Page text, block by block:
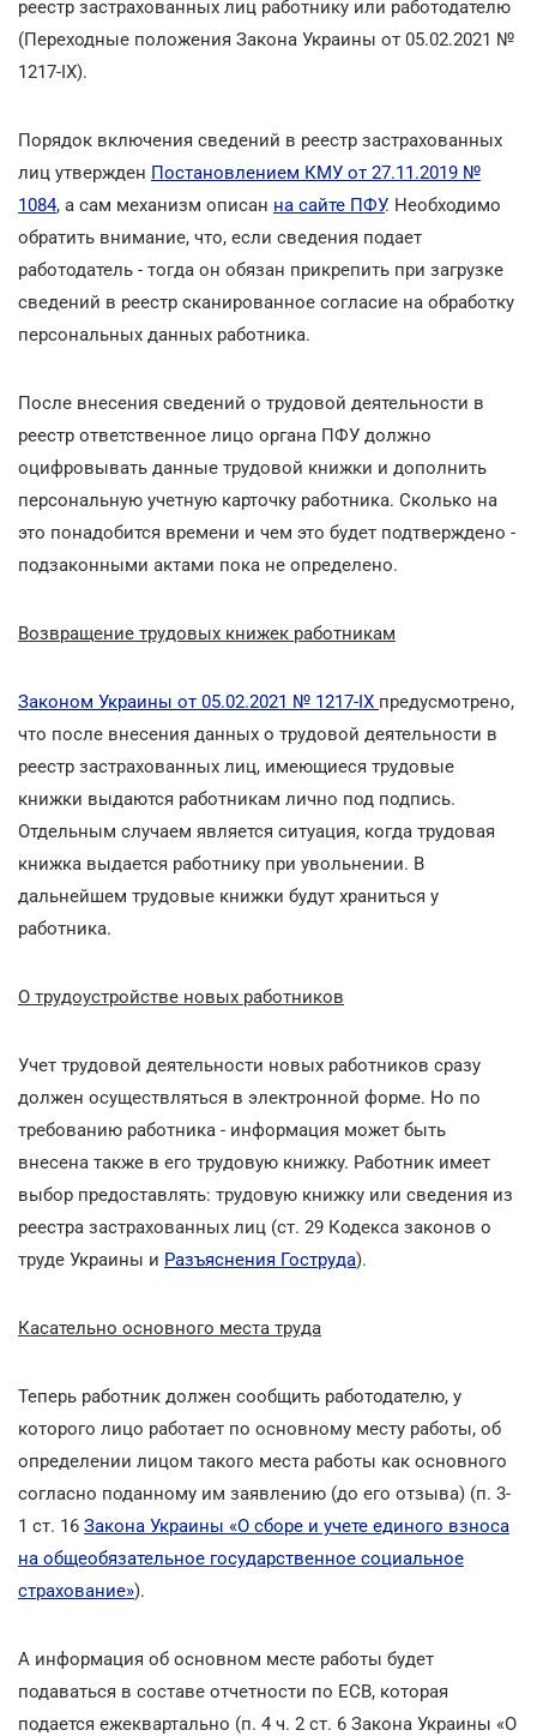
реестр застрахованных лиц работнику или работодателю
(Переходные положения Закона Украины от 05.02.2021 №
1217-IX).
Порядок включения сведений в реестр застрахованных
лиц утвержден Постановлением КМУ от 27.11.2019 №
1084, а сам механизм описан на сайте ПФУ. Необходимо
обратить внимание, что, если сведения подает
работодатель - тогда он обязан прикрепить при загрузке
сведений в реестр сканированное согласие на обработку
персональных данных работника.
После внесения сведений о трудовой деятельности в
реестр ответственное лицо органа ПФУ должно
оцифровывать данные трудовой книжки и дополнить
персональную учетную карточку работника. Сколько на
это понадобится времени и чем это будет подтверждено -
подзаконными актами пока не определено.
Возвращение трудовых книжек работникам
Законом Украины от 05.02.2021 № 1217-IX предусмотрено,
что после внесения данных о трудовой деятельности в
реестр застрахованных лиц, имеющиеся трудовые
книжки выдаются работникам лично под подпись.
Отдельным случаем является ситуация, когда трудовая
книжка выдается работнику при увольнении. В
дальнейшем трудовые книжки будут храниться у
работника.
О трудоустройстве новых работников
Учет трудовой деятельности новых работников сразу
должен осуществляться в электронной форме. Но по
требованию работника - информация может быть
внесена также в его трудовую книжку. Работник имеет
выбор предоставлять: трудовую книжку или сведения из
реестра застрахованных лиц (ст. 29 Кодекса законов о
труде Украины и Разъяснения Гоструда).
Касательно основного места труда
Теперь работник должен сообщить работодателю, у
которого лицо работает по основному месту работы, об
определении лицом такого места работы как основного
согласно поданному им заявлению (до его отзыва) (п. 3-
1 ст. 16 Закона Украины «О сборе и учете единого взноса
на общеобязательное государственное социальное
страхование»).
А информация об основном месте работы будет
подаваться в составе отчетности по ЕСВ, которая
подается ежеквартально (п. 4 ч. 2 ст. 6 Закона Украины «О